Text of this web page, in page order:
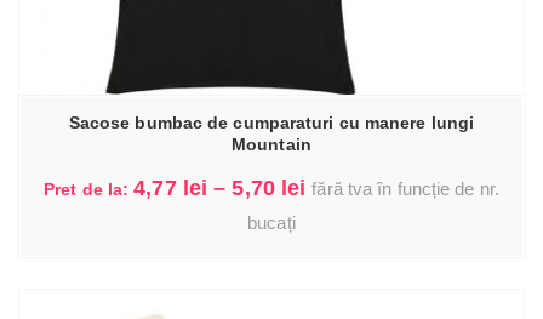
Sacose bumbac de cumparaturi cu manere lungi
Mountain
Pret de la:4,77 lei – 5,70 lei Interval
fără tva în funcție de nr.
bucați